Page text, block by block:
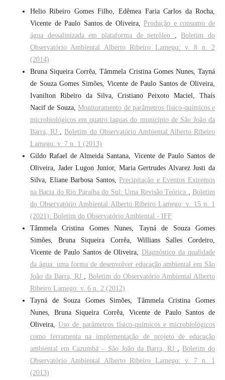
Helio Ribeiro Gomes Filho, Edêmea Faria Carlos da Rocha,
Vicente de Paulo Santos de Oliveira, Produção e consumo de
água dessalinizada em plataforma de petróleo
Boletim do
Observatório Ambiental Alberto Ribeiro Lamego: v. 8 n. 2
(2014)
Bruna Siqueira Corrêa, Tâmmela Cristina Gomes Nunes, Tayná
de Souza Gomes Simões, Vicente de Paulo Santos de Oliveira,
Ivanilton Ribeiro da Silva, Cristiano Peixoto Maciel, Thaís
Nacif de Souza, Monitoramento de parâmetros físico-químicos e
microbiológicos em quatro lagoas do município de São João da
Barra, RJ
Boletim do Observatório Ambiental Alberto Ribeiro
Lamego: v. 7 n. 1 (2013)
Gildo Rafael de Almeida Santana, Vicente de Paulo Santos de
Oliveira, Jader Lugon Junior, Maria Gertrudes Alvarez Justi da
Silva, Eliane Barbosa Santos, Precipitação e Eventos Extremos
na Bacia do Rio Paraíba do Sul: Uma Revisão Teórica
Boletim
do Observatório Ambiental Alberto Ribeiro Lamego: v. 15 n. 1
(2021): Boletim do Observatório Ambiental - IFF
Tâmmela Cristina Gomes Nunes, Tayná de Souza Gomes
Simões, Bruna Siqueira Corrêa, Willians Salles Cordeiro,
Vicente de Paulo Santos de Oliveira, Diagnóstico da qualidade
da água: uma forma de desenvolver educação ambiental em São
João da Barra, RJ
Boletim do Observatório Ambiental Alberto
Ribeiro Lamego: v. 6 n. 2 (2012)
Tayná de Souza Gomes Simões, Tâmmela Cristina Gomes
Nunes, Bruna Siqueira Corrêa, Vicente de Paulo Santos de
Oliveira,Uso de parâmetros físico-químicos e microbiológicos
como ferramenta na implementação de projeto de educação
ambiental em Cazumbá – São João da Barra, RJ
Boletim do
Observatório Ambiental Alberto Ribeiro Lamego: v. 7 n. 1
(2013)